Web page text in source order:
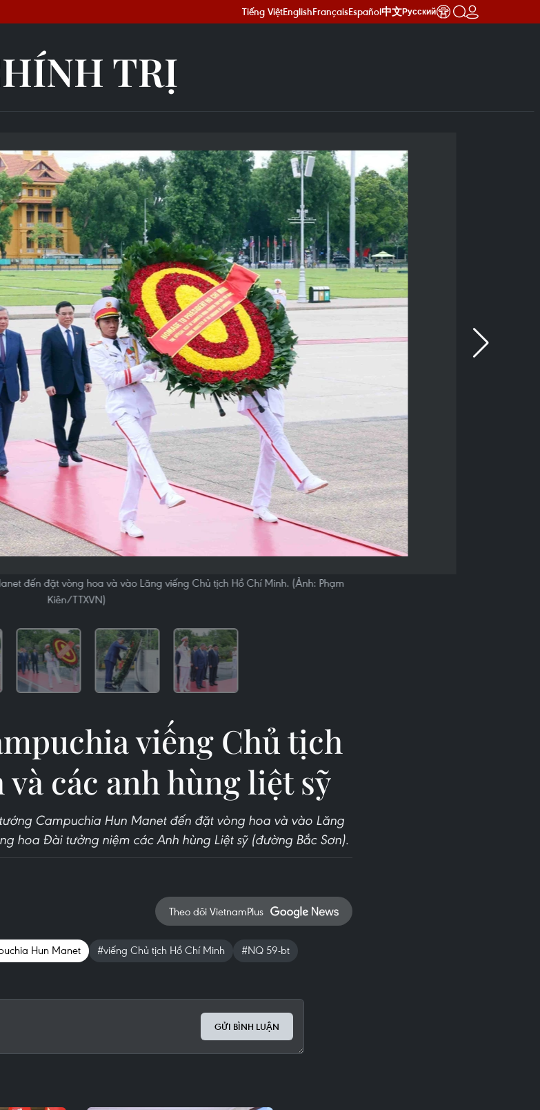
Tiếng ViệtEnglishFrançaisEspañol中文Русский
TRỊ
đến đặt vòng hoa và vào Lăng viếng Chủ tịch Hồ Chí Minh. (Ảnh: Phạm
Kiên/TTXVN)
viếng Chủ tịch
các anh hùng liệt sỹ
Campuchia Hun Manet đến đặt vòng hoa và vào Lăng
hoa Đài tưởng niệm các Anh hùng Liệt sỹ (đường Bắc Sơn).
Theo dõi VietnamPlus
Hun Manet #viếng Chủ tịch Hồ Chí Minh
#NQ 59-bt
GỬI BÌNH LUẬN